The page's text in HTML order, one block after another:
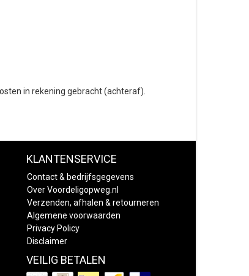
in rekening gebracht (achteraf).
KLANTENSERVICE
Contact & bedrijfsgegevens
Over Voordeligopweg.nl
Verzenden, afhalen & retourneren
Algemene voorwaarden
Privacy Policy
Disclaimer
VEILIG BETALEN